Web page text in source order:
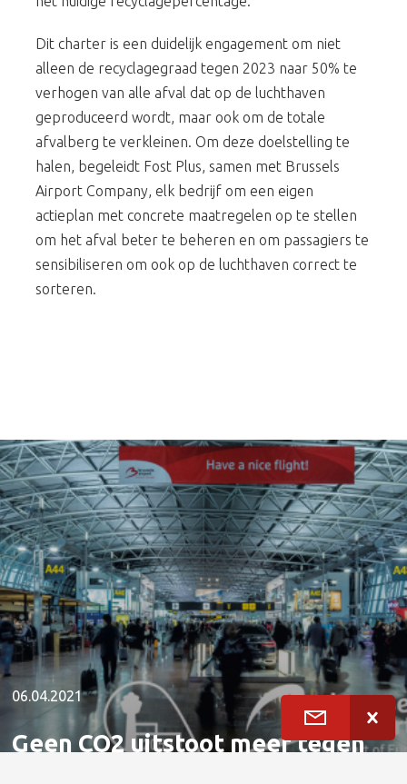
Dit charter is een duidelijk engagement om niet
alleen de recyclagegraad tegen 2023 naar 50% te
verhogen van alle afval dat op de luchthaven
geproduceerd wordt, maar ook om de totale
afvalberg te verkleinen. Om deze doelstelling te
halen, begeleidt Fost Plus, samen met Brussels
Airport Company, elk bedrijf om een eigen
actieplan met concrete maatregelen op te stellen
om het afval beter te beheren en om passagiers te
sensibiliseren om ook op de luchthaven correct te
sorteren.
06.04.2021
Geen CO2 uitstoot meer tegen